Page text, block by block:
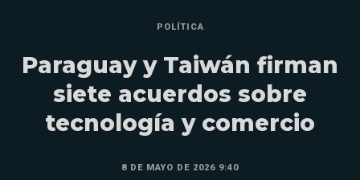
POLÍTICA
Paraguay y Taiwán firman
siete acuerdos sobre
tecnología y comercio
8 DE MAYO DE 2026 9:40